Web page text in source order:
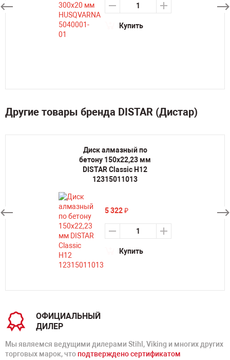
Купить
Другие товары бренда DISTAR (Дистар)
Диск алмазный по
бетону 150х22,23 мм
DISTAR Classic H12
12315011013
5 322₽
Купить
ОФИЦИАЛЬНЫЙ
ДИЛЕР
Мы являемся ведущими дилерами Stihl, Viking и многих других
торговых марок, что подтверждено сертификатом